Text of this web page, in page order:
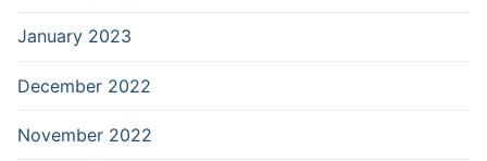
January 2023
December 2022
November 2022